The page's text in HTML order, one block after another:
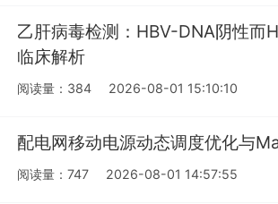
乙肝病毒检测：HBV-DNA阴性而
临床解析
阅读量：384 2026-08-01 15:10:10
配电网移动电源动态调度优化与
阅读量：747 2026-08-01 14:57:55